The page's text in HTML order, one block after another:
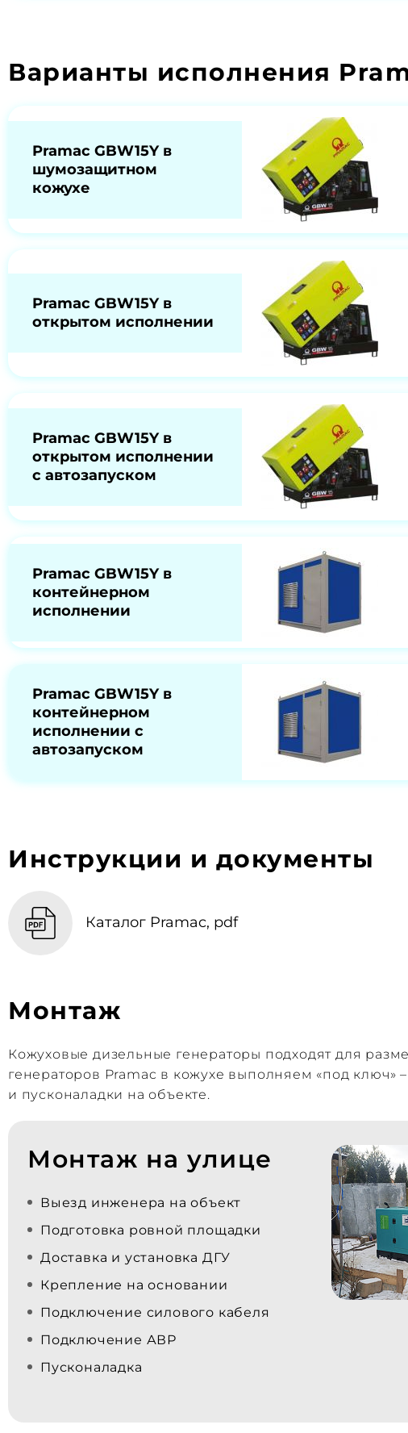
Варианты исполнения
Pramac GBW15Y в
шумозащитном
кожухе
Pramac GBW15Y в
открытом исполнении
Pramac GBW15Y в
открытом исполнении
с автозапуском
Pramac GBW15Y в
контейнерном
исполнении
Pramac GBW15Y в
контейнерном
исполнении с
автозапуском
Инструкции и документы
Каталог Pramac, pdf
Монтаж
Кожуховые дизельные генераторы подходят для
генераторов Pramac в кожухе выполняем «под ключ»
и пусконаладки на объекте.
Монтаж на улице
Выезд инженера на объект
Подготовка ровной площадки
Доставка и установка ДГУ
Крепление на основании
Подключение силового кабеля
Подключение АВР
Пусконаладка